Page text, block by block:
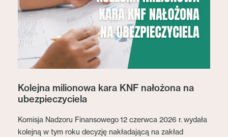
Kolejna milionowa kara KNF nałożona na
ubezpieczyciela
Komisja Nadzoru Finansowego 12 czerwca 2026 r. wydała
kolejną w tym roku decyzję nakładającą na zakład